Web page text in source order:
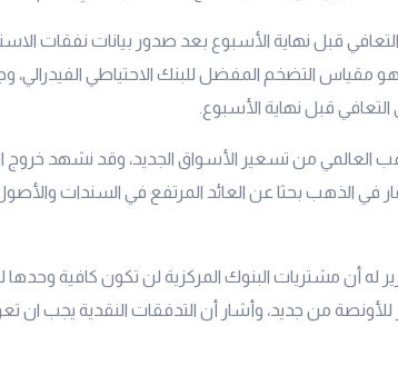
التعافي قبل نهاية الأسبوع بعد صدور بيانات نفقات
مقياس التضخم المفضل للبنك الاحتياطي الفيدرالي،
قبل نهاية الأسبوع.
العالمي من تسعير الأسواق الجديد، وقد نشهد خروج
في الذهب بحثا عن العائد المرتفع في السندات
له أن مشتريات البنوك المركزية لن تكون كافية
مستويات 5200 دولار للأونصة من جديد، وأشار أن التدفقات النقدية يجب